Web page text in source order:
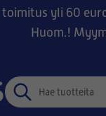
toimitus yli 60
Huom.!